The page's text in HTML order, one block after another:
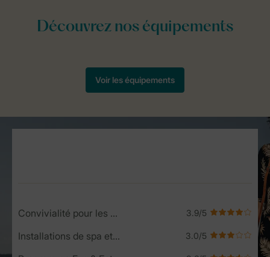
Service Rating from our guests
Convivialité pour les enfants
Installations de spa et de bien-être